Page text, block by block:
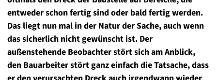
entweder schon fertig sind oder bald fertig werden.
Das liegt nun mal in der Natur der Sache, auch wenn
das sicherlich nicht gewünscht ist. Der
außenstehende Beobachter stört sich am Anblick,
den Bauarbeiter stört ganz einfach die Tatsache, dass